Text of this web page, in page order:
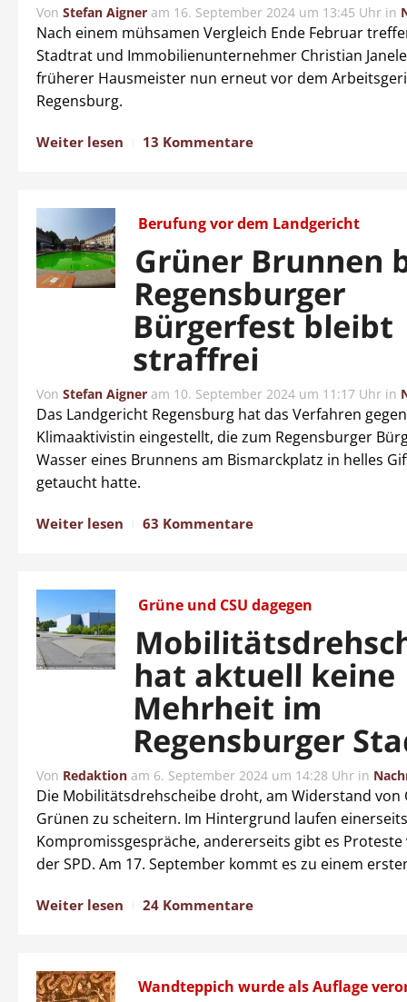
Von Stefan Aigner am 16. September 2024 um 13:45 Uhr in
Nach einem mühsamen Vergleich Ende Februar
Stadtrat und Immobilienunternehmer Christian
früherer Hausmeister nun erneut vor dem
Regensburg.
Weiter lesen 13 Kommentare
Berufung vor dem Landgericht
Grüner Brunnen
Regensburger
Bürgerfest bleibt
straffrei
Von Stefan Aigner am 10. September 2024 um 11:17 Uhr in
Das Landgericht Regensburg hat das Verfahren
Klimaaktivistin eingestellt, die zum Regensburger
Wasser eines Brunnens am Bismarckplatz in helles
getaucht hatte.
Weiter lesen 63 Kommentare
Grüne und CSU dagegen
hat aktuell keine
Mehrheit im
Regensburger
Von Redaktion am 6. September 2024 um 14:28 Uhr in
Die Mobilitätsdrehscheibe droht, am Widerstand von
Grünen zu scheitern. Im Hintergrund laufen einerseits
Kompromissgespräche, andererseits gibt es
der SPD. Am 17. September kommt es zu einem
Weiter lesen 24 Kommentare
Wandteppich wurde als Auflage